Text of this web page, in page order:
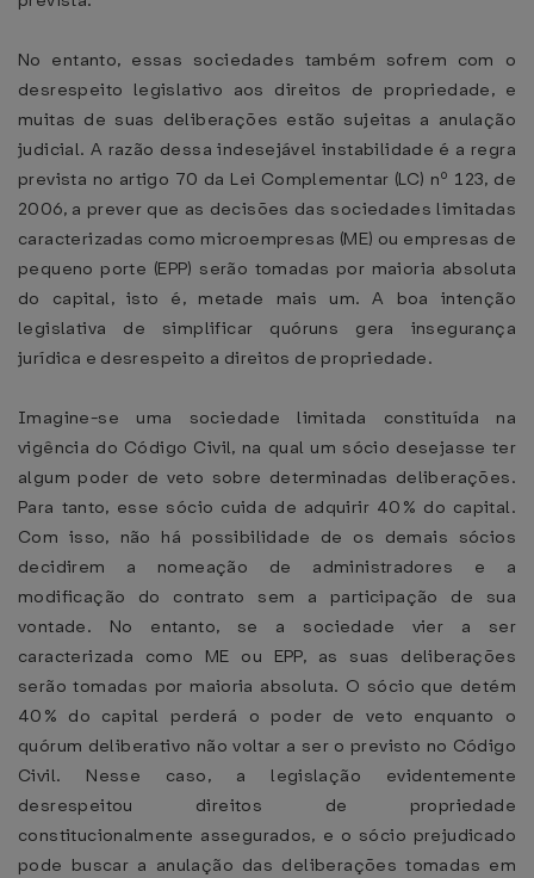
No entanto, essas sociedades também sofrem com o
desrespeito legislativo aos direitos de propriedade, e
muitas de suas deliberações estão sujeitas a anulação
judicial. A razão dessa indesejável instabilidade é a regra
prevista no artigo 70 da Lei Complementar (LC) nº 123, de
2006, a prever que as decisões das sociedades limitadas
caracterizadas como microempresas (ME) ou empresas de
pequeno porte (EPP) serão tomadas por maioria absoluta
do capital, isto é, metade mais um. A boa intenção
legislativa de simplificar quóruns gera insegurança
jurídica e desrespeito a direitos de propriedade.
Imagine-se uma sociedade limitada constituída na
vigência do Código Civil, na qual um sócio desejasse ter
algum poder de veto sobre determinadas deliberações.
Para tanto, esse sócio cuida de adquirir 40% do capital.
Com isso, não há possibilidade de os demais sócios
decidirem a nomeação de administradores e a
modificação do contrato sem a participação de sua
vontade. No entanto, se a sociedade vier a ser
caracterizada como ME ou EPP, as suas deliberações
serão tomadas por maioria absoluta. O sócio que detém
40% do capital perderá o poder de veto enquanto o
quórum deliberativo não voltar a ser o previsto no Código
Civil. Nesse caso, a legislação evidentemente
desrespeitou direitos de propriedade
constitucionalmente assegurados, e o sócio prejudicado
pode buscar a anulação das deliberações tomadas em